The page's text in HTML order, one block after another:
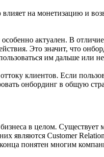
на монетизацию и
актуален. В
Это значит, что
им дальше или
клиентов. Если
онбординг в общую
в целом.
являются Customer
понятен многим